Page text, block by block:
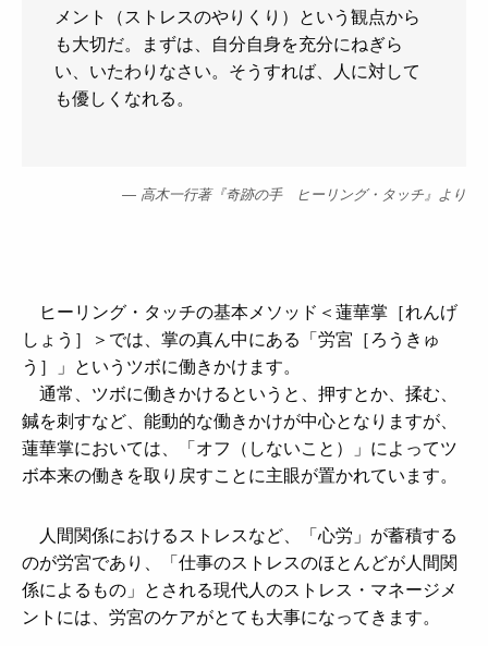
メント（ストレスのやりくり）という観点から
も大切だ。まずは、自分自身を充分にねぎら
い、いたわりなさい。そうすれば、人に対して
も優しくなれる。
高木一行著『奇跡の手 ヒーリング・タッチ』より
ヒーリング・タッチの基本メソッド＜蓮華掌［れんげ
しょう］＞では、掌の真ん中にある「労宮［ろうきゅ
う］」というツボに働きかけます。
通常、ツボに働きかけるというと、押すとか、揉む、
鍼を刺すなど、能動的な働きかけが中心となりますが、
蓮華掌においては、「オフ（しないこと）」によってツ
ボ本来の働きを取り戻すことに主眼が置かれています。
人間関係におけるストレスなど、「心労」が蓄積する
のが労宮であり、「仕事のストレスのほとんどが人間関
係によるもの」とされる現代人のストレス・マネージメ
ントには、労宮のケアがとても大事になってきます。